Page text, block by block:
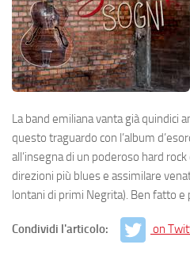
La band emiliana vanta già quindici
questo traguardo con l’album
all’insegna di un poderoso hard
direzioni più blues e assimilare
lontani di primi Negrita). Ben fatto e
Condividi l'articolo: on